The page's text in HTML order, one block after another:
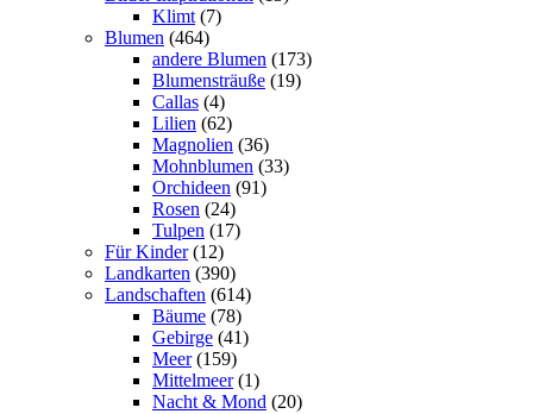
Klimt (7)
Blumen (464)
andere Blumen (173)
Blumensträuße (19)
Callas (4)
Lilien (62)
Magnolien (36)
Mohnblumen (33)
Orchideen (91)
Rosen (24)
Tulpen (17)
Für Kinder (12)
Landkarten (390)
Landschaften (614)
Bäume (78)
Gebirge (41)
Meer (159)
Mittelmeer (1)
Nacht & Mond (20)